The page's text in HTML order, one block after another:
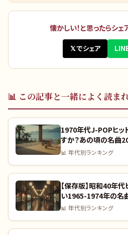
懐かしい！と思ったらシェ
𝕏 でシェア
📊 この記事と一緒によく読ま
1970年代J-POPヒッ
すか？あの頃の名曲
📊 年代別ランキング
【保存版】昭和40年代
い1965-1974年の名
完全リスト
📊 年代別ランキング